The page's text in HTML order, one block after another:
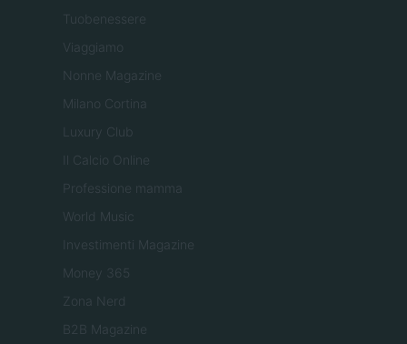
Tuobenessere
Viaggiamo
Nonne Magazine
Milano Cortina
Luxury Club
Il Calcio Online
Professione mamma
World Music
Investimenti Magazine
Money 365
Zona Nerd
B2B Magazine